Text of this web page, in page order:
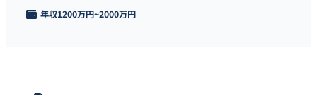
年収1200万円~2000万円